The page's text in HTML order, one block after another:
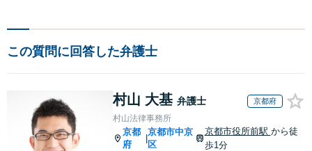
この質問に回答した弁護士
村山 大基 弁護士 京都府
村山法律事務所
京都
府
|
京都市中京
区
京都市役所前駅 から徒
歩1分